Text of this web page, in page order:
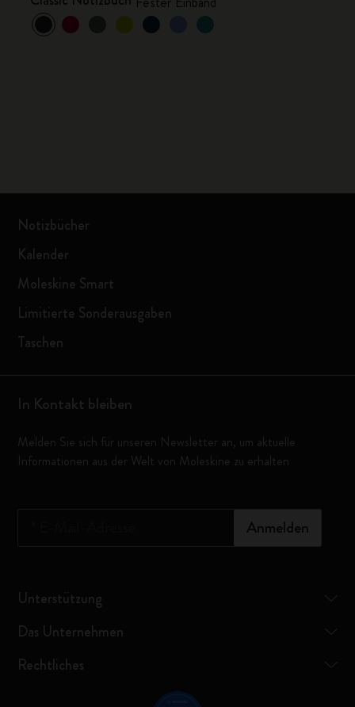
Notizbücher
Kalender
Moleskine Smart
Limitierte Sonderausgaben
Taschen
In Kontakt bleiben
Melden Sie sich für unseren Newsletter an, um aktuelle
Informationen aus der Welt von Moleskine zu erhalten
Anmelden
Unterstützung
Das Unternehmen
Rechtliches